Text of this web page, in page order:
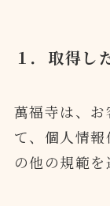
１．取得し
萬福寺は、
て、個人情
の他の規範を